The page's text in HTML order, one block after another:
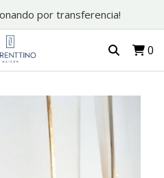
por transferencia!
0